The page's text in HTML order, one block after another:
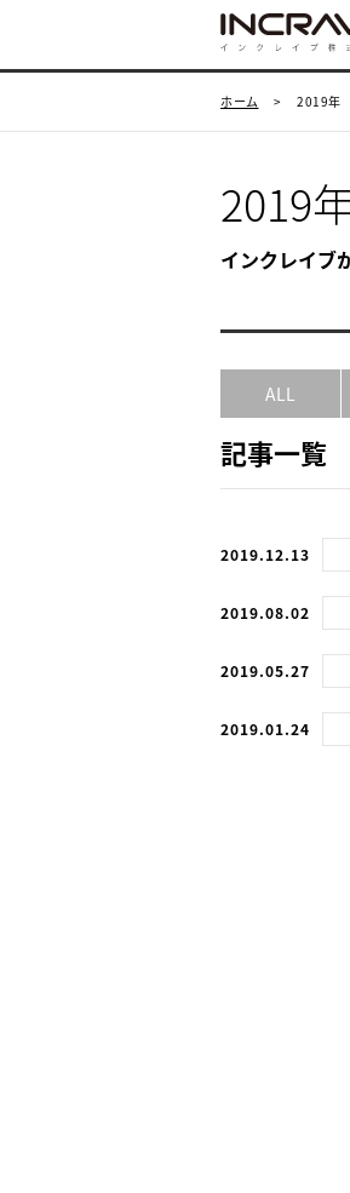
ホーム > 2019年
2019
インクレイブ
ALL
記事一覧
2019.12.13
2019.08.02
2019.05.27
2019.01.24